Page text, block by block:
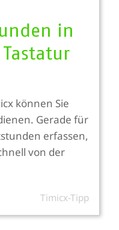
in
können Sie
Gerade für
erfassen,
von der
Timicx-Tipp